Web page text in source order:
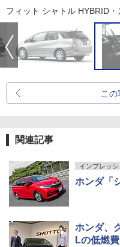
フィット シャトル HYBRID
こ
関連記事
インプレッシ
ホンダ「
ホンダ、
Lの低燃